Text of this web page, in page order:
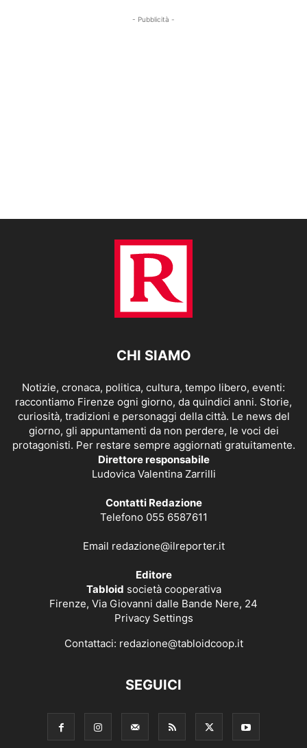
- Pubblicità -
CHI SIAMO
Notizie, cronaca, politica, cultura, tempo libero, eventi:
raccontiamo Firenze ogni giorno, da quindici anni. Storie,
curiosità, tradizioni e personaggi della città. Le news del
giorno, gli appuntamenti da non perdere, le voci dei
protagonisti. Per restare sempre aggiornati gratuitamente.
Direttore responsabile
Ludovica Valentina Zarrilli
Contatti Redazione
Telefono 055 6587611
Email redazione@ilreporter.it
Editore
Tabloid società cooperativa
Firenze, Via Giovanni dalle Bande Nere, 24
Privacy Settings
Contattaci: redazione@tabloidcoop.it
SEGUICI